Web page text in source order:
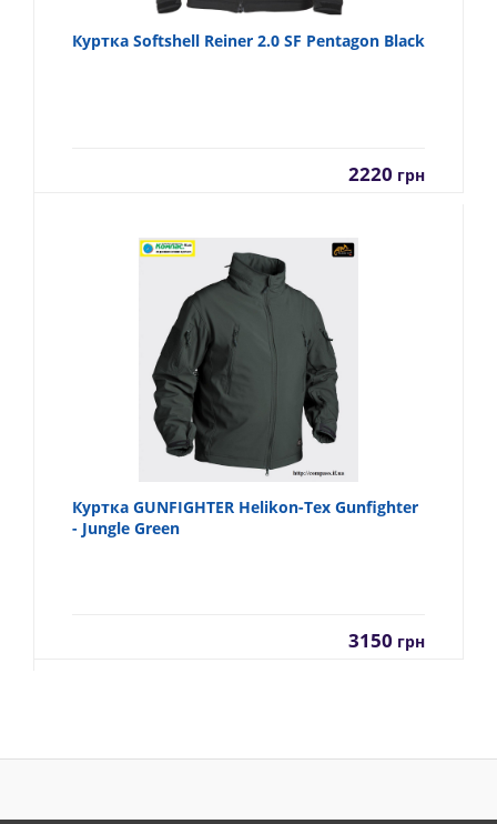
Куртка Softshell Reiner 2.0 SF Pentagon Black
2220 грн
Куртка GUNFIGHTER Helikon-Tex Gunfighter
- Jungle Green
3150 грн